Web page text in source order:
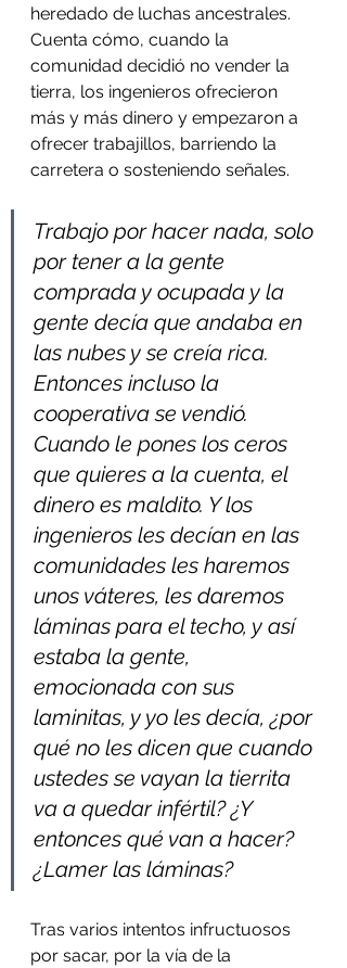
heredado de luchas ancestrales.
Cuenta cómo, cuando la
comunidad decidió no vender la
tierra, los ingenieros ofrecieron
más y más dinero y empezaron a
ofrecer trabajillos, barriendo la
carretera o sosteniendo señales.
Trabajo por hacer nada, solo
por tener a la gente
comprada y ocupada y la
gente decía que andaba en
las nubes y se creía rica.
Entonces incluso la
cooperativa se vendió.
Cuando le pones los ceros
que quieres a la cuenta, el
dinero es maldito. Y los
ingenieros les decían en las
comunidades les haremos
unos váteres, les daremos
láminas para el techo, y así
estaba la gente,
emocionada con sus
laminitas, y yo les decía, ¿por
qué no les dicen que cuando
ustedes se vayan la tierrita
va a quedar infértil? ¿Y
entonces qué van a hacer?
¿Lamer las láminas?
Tras varios intentos infructuosos
por sacar, por la vía de la